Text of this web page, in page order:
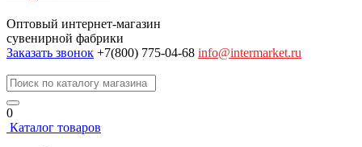
Оптовый интернет-магазин
сувенирной фабрики
Заказать звонок +7(800) 775-04-68 info@intermarket.ru
0
Каталог товаров